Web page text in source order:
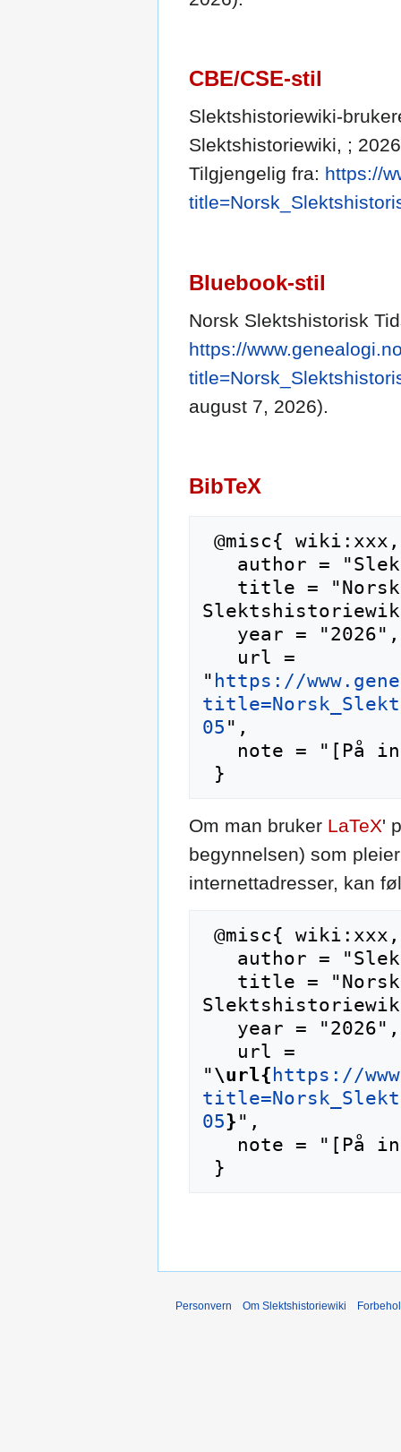
CBE/CSE-stil
Slektshistoriewiki-
Slektshistoriewiki, ;
Tilgjengelig fra: https://
Bluebook-stil
Norsk Slektshistorisk
https://
august 7, 2026).
BibTeX
" https://
05 ",
Om man bruker LaTeX'
begynnelsen) som
internettadresser, kan
"\url{ https://
05} ",
Personvern Om Slektshistoriewiki